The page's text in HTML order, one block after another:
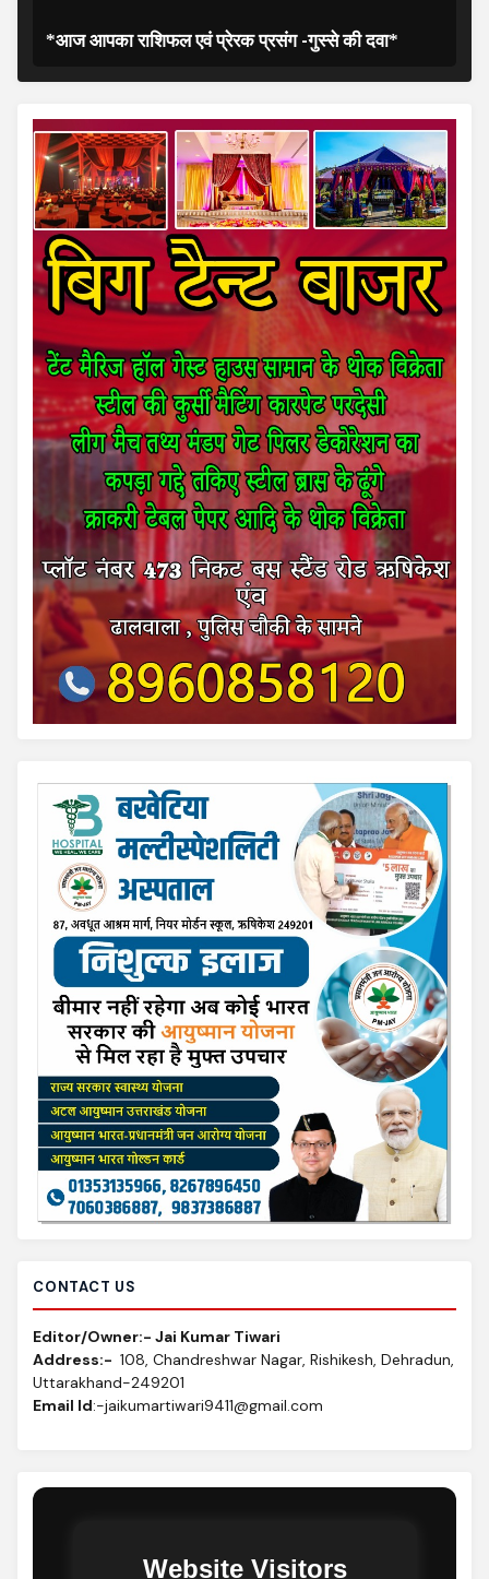
*आज आपका राशिफल एवं प्रेरक प्रसंग -गुस्से की दवा*
CONTACT US
Editor/Owner:- Jai Kumar Tiwari
Address:- 108, Chandreshwar Nagar, Rishikesh, Dehradun,
Uttarakhand-249201
Email Id:-jaikumartiwari9411@gmail.com